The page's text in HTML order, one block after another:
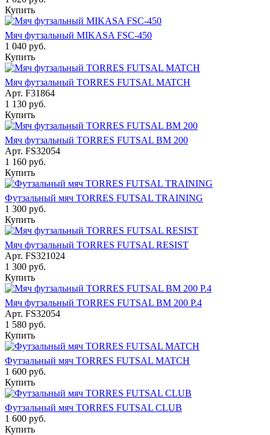
Купить
Мяч футзальный MIKASA FSC-450
1 040 руб.
Купить
Мяч футзальный TORRES FUTSAL MATCH
Арт. F31864
1 130 руб.
Купить
Мяч футзальный TORRES FUTSAL BM 200
Арт. FS32054
1 160 руб.
Купить
Футзальный мяч TORRES FUTSAL TRAINING
1 300 руб.
Купить
Мяч футзальный TORRES FUTSAL RESIST
Арт. FS321024
1 300 руб.
Купить
Мяч футзальный TORRES FUTSAL BM 200 Р.4
Арт. FS32054
1 580 руб.
Купить
Футзальный мяч TORRES FUTSAL MATCH
1 600 руб.
Купить
Футзальный мяч TORRES FUTSAL CLUB
1 600 руб.
Купить